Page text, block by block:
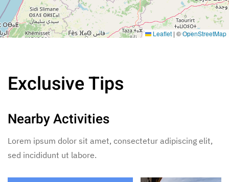
Leaflet | ©OpenStreetMap
Exclusive Tips
Nearby Activities
Lorem ipsum dolor sit amet, consectetur adipiscing elit,
sed incididunt ut labore.